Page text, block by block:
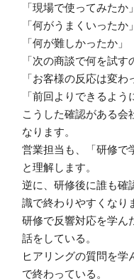
「現場で使ってみたか」
「何がうまくいったか」
「何が難しかったか」
「次の商談で何を試す
「お客様の反応は変わ
「前回よりできるよう
こうした確認がある会
なります。
営業担当も、「研修で
と理解します。
逆に、研修後に誰も確
識で終わりやすくなり
研修で反響対応を学ん
話をしている。
ヒアリングの質問を学
で終わっている。